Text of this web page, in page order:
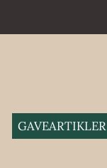
GAVEARTIKLER